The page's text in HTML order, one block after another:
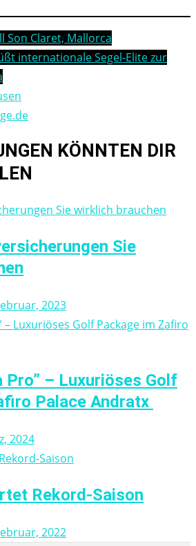
Son Claret, Mallorca
internationale Segel-Elite zur
KÖNNTEN DIR
Sie
2023
Pro” – Luxuriöses Golf
Palace Andratx
2024
Rekord-Saison
2022